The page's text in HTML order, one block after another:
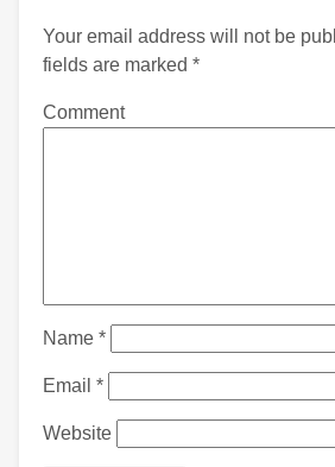
Your email address will not be
fields are marked *
Comment
Name *
Email *
Website